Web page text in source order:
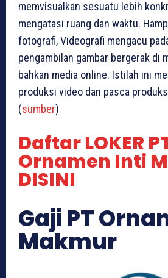
memvisualkan sesuatu lebih
mengatasi ruang dan waktu.
fotografi, Videografi mengacu
pengambilan gambar bergerak di
bahkan media online. Istilah ini
produksi video dan pasca
(sumber)
Daftar LOKER
Ornamen Inti
DISINI
Gaji PT
Makmur